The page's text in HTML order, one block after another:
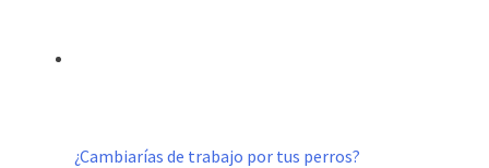
¿Cambiarías de trabajo por tus perros?